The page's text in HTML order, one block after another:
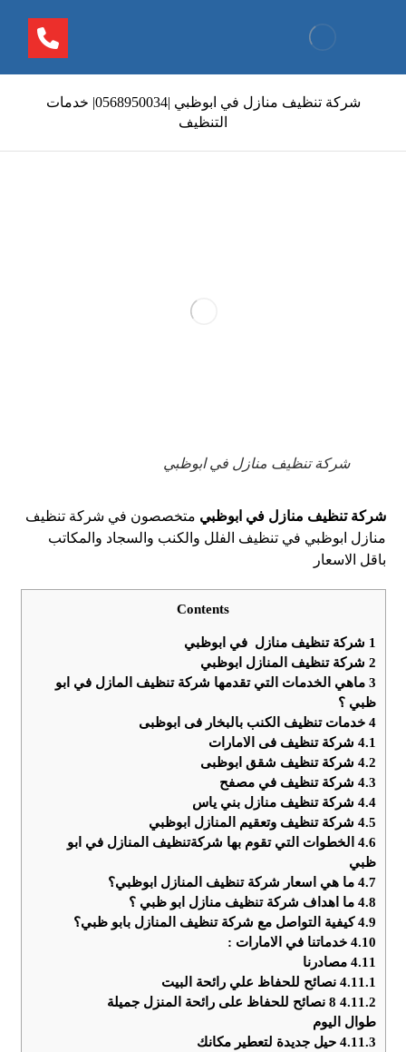
شركة تنظيف منازل في ابوظبي |0568950034| خدمات
التنظيف
شركة تنظيف منازل في ابوظبي
شركة تنظيف منازل في ابوظبي متخصصون في شركة تنظيف
منازل ابوظبي في تنظيف الفلل والكنب والسجاد والمكاتب
باقل الاسعار
Contents
1 شركة تنظيف منازل في ابوظبي
2 شركة تنظيف المنازل ابوظبي
3 ماهي الخدمات التي تقدمها شركة تنظيف المازل في ابو
ظبي ؟
4 خدمات تنظيف الكنب بالبخار فى ابوظبى
4.1 شركة تنظيف فى الامارات
4.2 شركة تنظيف شقق ابوظبى
4.3 شركة تنظيف في مصفح
4.4 شركة تنظيف منازل بني ياس
4.5 شركة تنظيف وتعقيم المنازل ابوظبي
4.6 الخطوات التي تقوم بها شركةتنظيف المنازل في ابو
ظبي
4.7 ما هي اسعار شركة تنظيف المنازل ابوظبي؟
4.8 ما اهداف شركة تنظيف منازل ابو ظبي ؟
4.9كيفية التواصل مع شركة تنظيف المنازل بابو ظبي؟
4.10 خدماتنا في الامارات :
4.11 مصادرنا
4.11.1 نصائح للحفاظ علي رائحة البيت
4.11.2
8 نصائح للحفاظ على رائحة المنزل جميلة
طوال اليوم
4.11.3 حيل جديدة لتعطير مكانك